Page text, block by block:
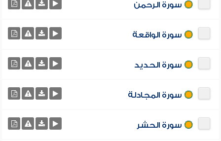
سورة الرحمن
سورة الواقعة
سورة الحديد
سورة المجادلة
سورة الحشر